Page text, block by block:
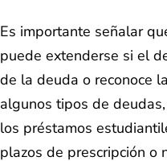
Es importante señalar
puede extenderse si el
de la deuda o reconoce
algunos tipos de
los préstamos
plazos de prescripción o